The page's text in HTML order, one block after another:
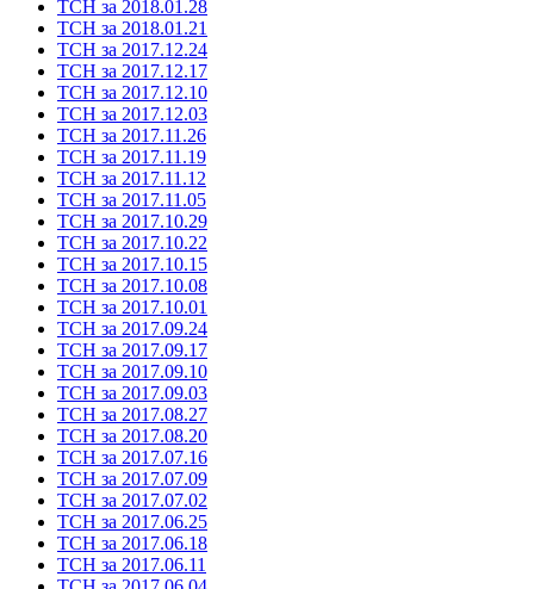
ТСН за 2018.01.28
ТСН за 2018.01.21
ТСН за 2017.12.24
ТСН за 2017.12.17
ТСН за 2017.12.10
ТСН за 2017.12.03
ТСН за 2017.11.26
ТСН за 2017.11.19
ТСН за 2017.11.12
ТСН за 2017.11.05
ТСН за 2017.10.29
ТСН за 2017.10.22
ТСН за 2017.10.15
ТСН за 2017.10.08
ТСН за 2017.10.01
ТСН за 2017.09.24
ТСН за 2017.09.17
ТСН за 2017.09.10
ТСН за 2017.09.03
ТСН за 2017.08.27
ТСН за 2017.08.20
ТСН за 2017.07.16
ТСН за 2017.07.09
ТСН за 2017.07.02
ТСН за 2017.06.25
ТСН за 2017.06.18
ТСН за 2017.06.11